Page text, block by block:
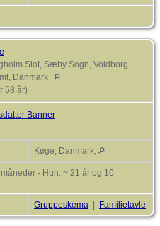
Slot, Sæby Sogn, Voldborg
Danmark
58 år)
Banner
Køge, Danmark,
- Hun: ~ 21 år og 10
Gruppeskema | Familietavle